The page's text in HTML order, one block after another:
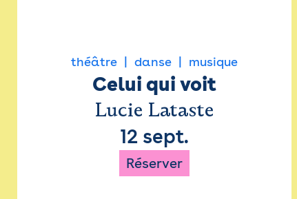
théâtre danse musique
Celui qui voit
Lucie Lataste
12 sept.
Réserver